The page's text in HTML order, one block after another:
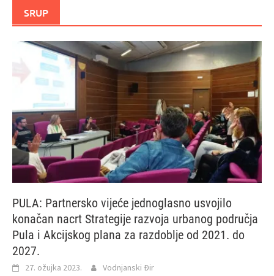
SRUP
PULA: Partnersko vijeće jednoglasno usvojilo
konačan nacrt Strategije razvoja urbanog područja
Pula i Akcijskog plana za razdoblje od 2021. do
2027.
27. ožujka 2023. Vodnjanski Đir